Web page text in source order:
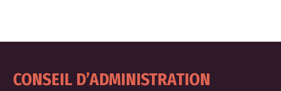
CONSEIL D’ADMINISTRATION